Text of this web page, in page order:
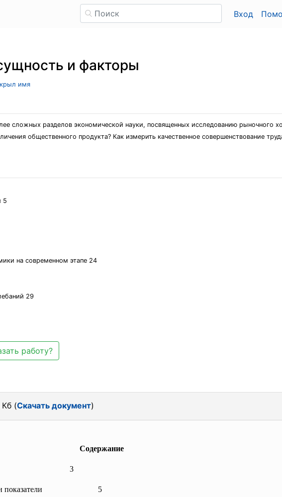
Вход
и факторы
имя
сложных разделов экономической науки, посвященных исследованию рыночного
общественного продукта? Как измерить качественное совершенствование
5
на современном этапе 24
29
работу?
(Скачать документ)
Содержание
и показатели
5